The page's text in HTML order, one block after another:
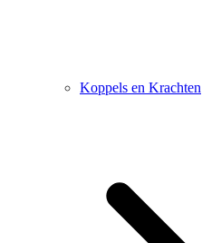
Koppels en Krachten